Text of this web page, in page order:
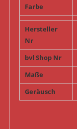
Farbe
Hersteller
Nr
bvl Shop Nr
Maße
Geräusch